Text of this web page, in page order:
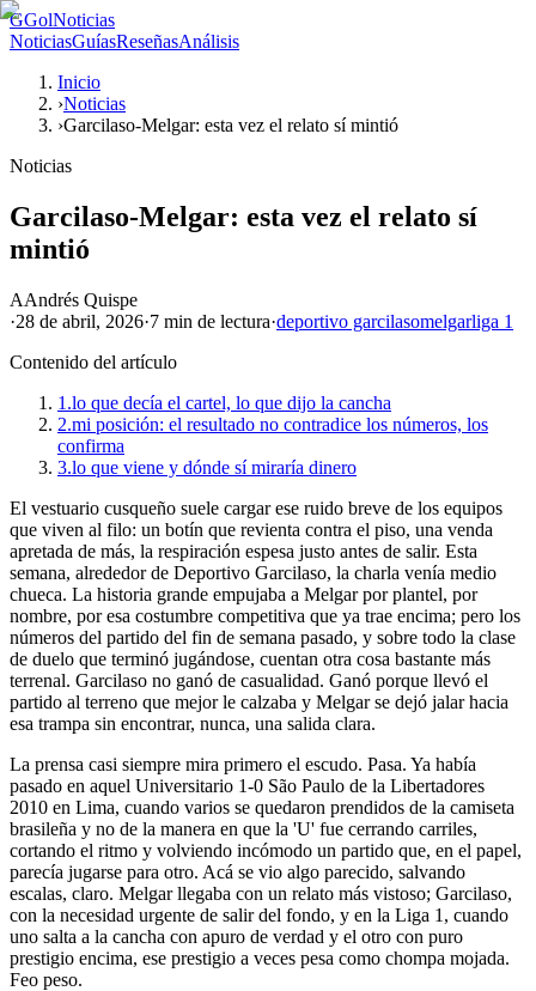
GGolNoticias
NoticiasGuíasReseñasAnálisis
Inicio
›Noticias
›Garcilaso-Melgar: esta vez el relato sí mintió
Noticias
Garcilaso-Melgar: esta vez el relato sí
mintió
AAndrés Quispe
·28 de abril, 2026·7 min de lectura·deportivo garcilasomelgarliga 1
Contenido del artículo
1.lo que decía el cartel, lo que dijo la cancha
2.mi posición: el resultado no contradice los números, los
confirma
3.lo que viene y dónde sí miraría dinero
El vestuario cusqueño suele cargar ese ruido breve de los equipos
que viven al filo: un botín que revienta contra el piso, una venda
apretada de más, la respiración espesa justo antes de salir. Esta
semana, alrededor de Deportivo Garcilaso, la charla venía medio
chueca. La historia grande empujaba a Melgar por plantel, por
nombre, por esa costumbre competitiva que ya trae encima; pero los
números del partido del fin de semana pasado, y sobre todo la clase
de duelo que terminó jugándose, cuentan otra cosa bastante más
terrenal. Garcilaso no ganó de casualidad. Ganó porque llevó el
partido al terreno que mejor le calzaba y Melgar se dejó jalar hacia
esa trampa sin encontrar, nunca, una salida clara.
La prensa casi siempre mira primero el escudo. Pasa. Ya había
pasado en aquel Universitario 1-0 São Paulo de la Libertadores
2010 en Lima, cuando varios se quedaron prendidos de la camiseta
brasileña y no de la manera en que la 'U' fue cerrando carriles,
cortando el ritmo y volviendo incómodo un partido que, en el papel,
parecía jugarse para otro. Acá se vio algo parecido, salvando
escalas, claro. Melgar llegaba con un relato más vistoso; Garcilaso,
con la necesidad urgente de salir del fondo, y en la Liga 1, cuando
uno salta a la cancha con apuro de verdad y el otro con puro
prestigio encima, ese prestigio a veces pesa como chompa mojada.
Feo peso.